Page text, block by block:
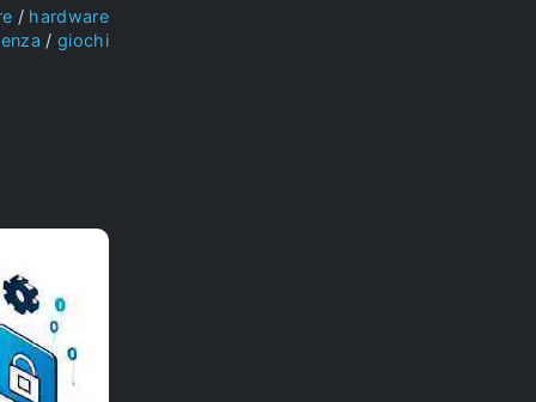
hardware
giochi